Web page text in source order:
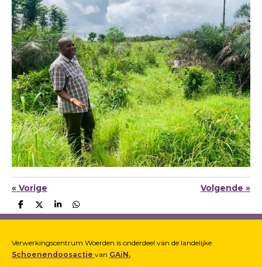
« Vorige Volgende »
D
e
n
D
e
S
h
e
D
e
n
Verwerkingscentrum Woerden is onderdeel van de landelijke
Schoenendoosactie van GAiN.